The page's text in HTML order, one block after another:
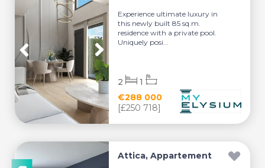
Experience ultimate luxury in
this newly built 85 sq.m.
residence with a private pool.
Uniquely posi...
€288 000
[£250 718]
2 1
Attica, Appartement